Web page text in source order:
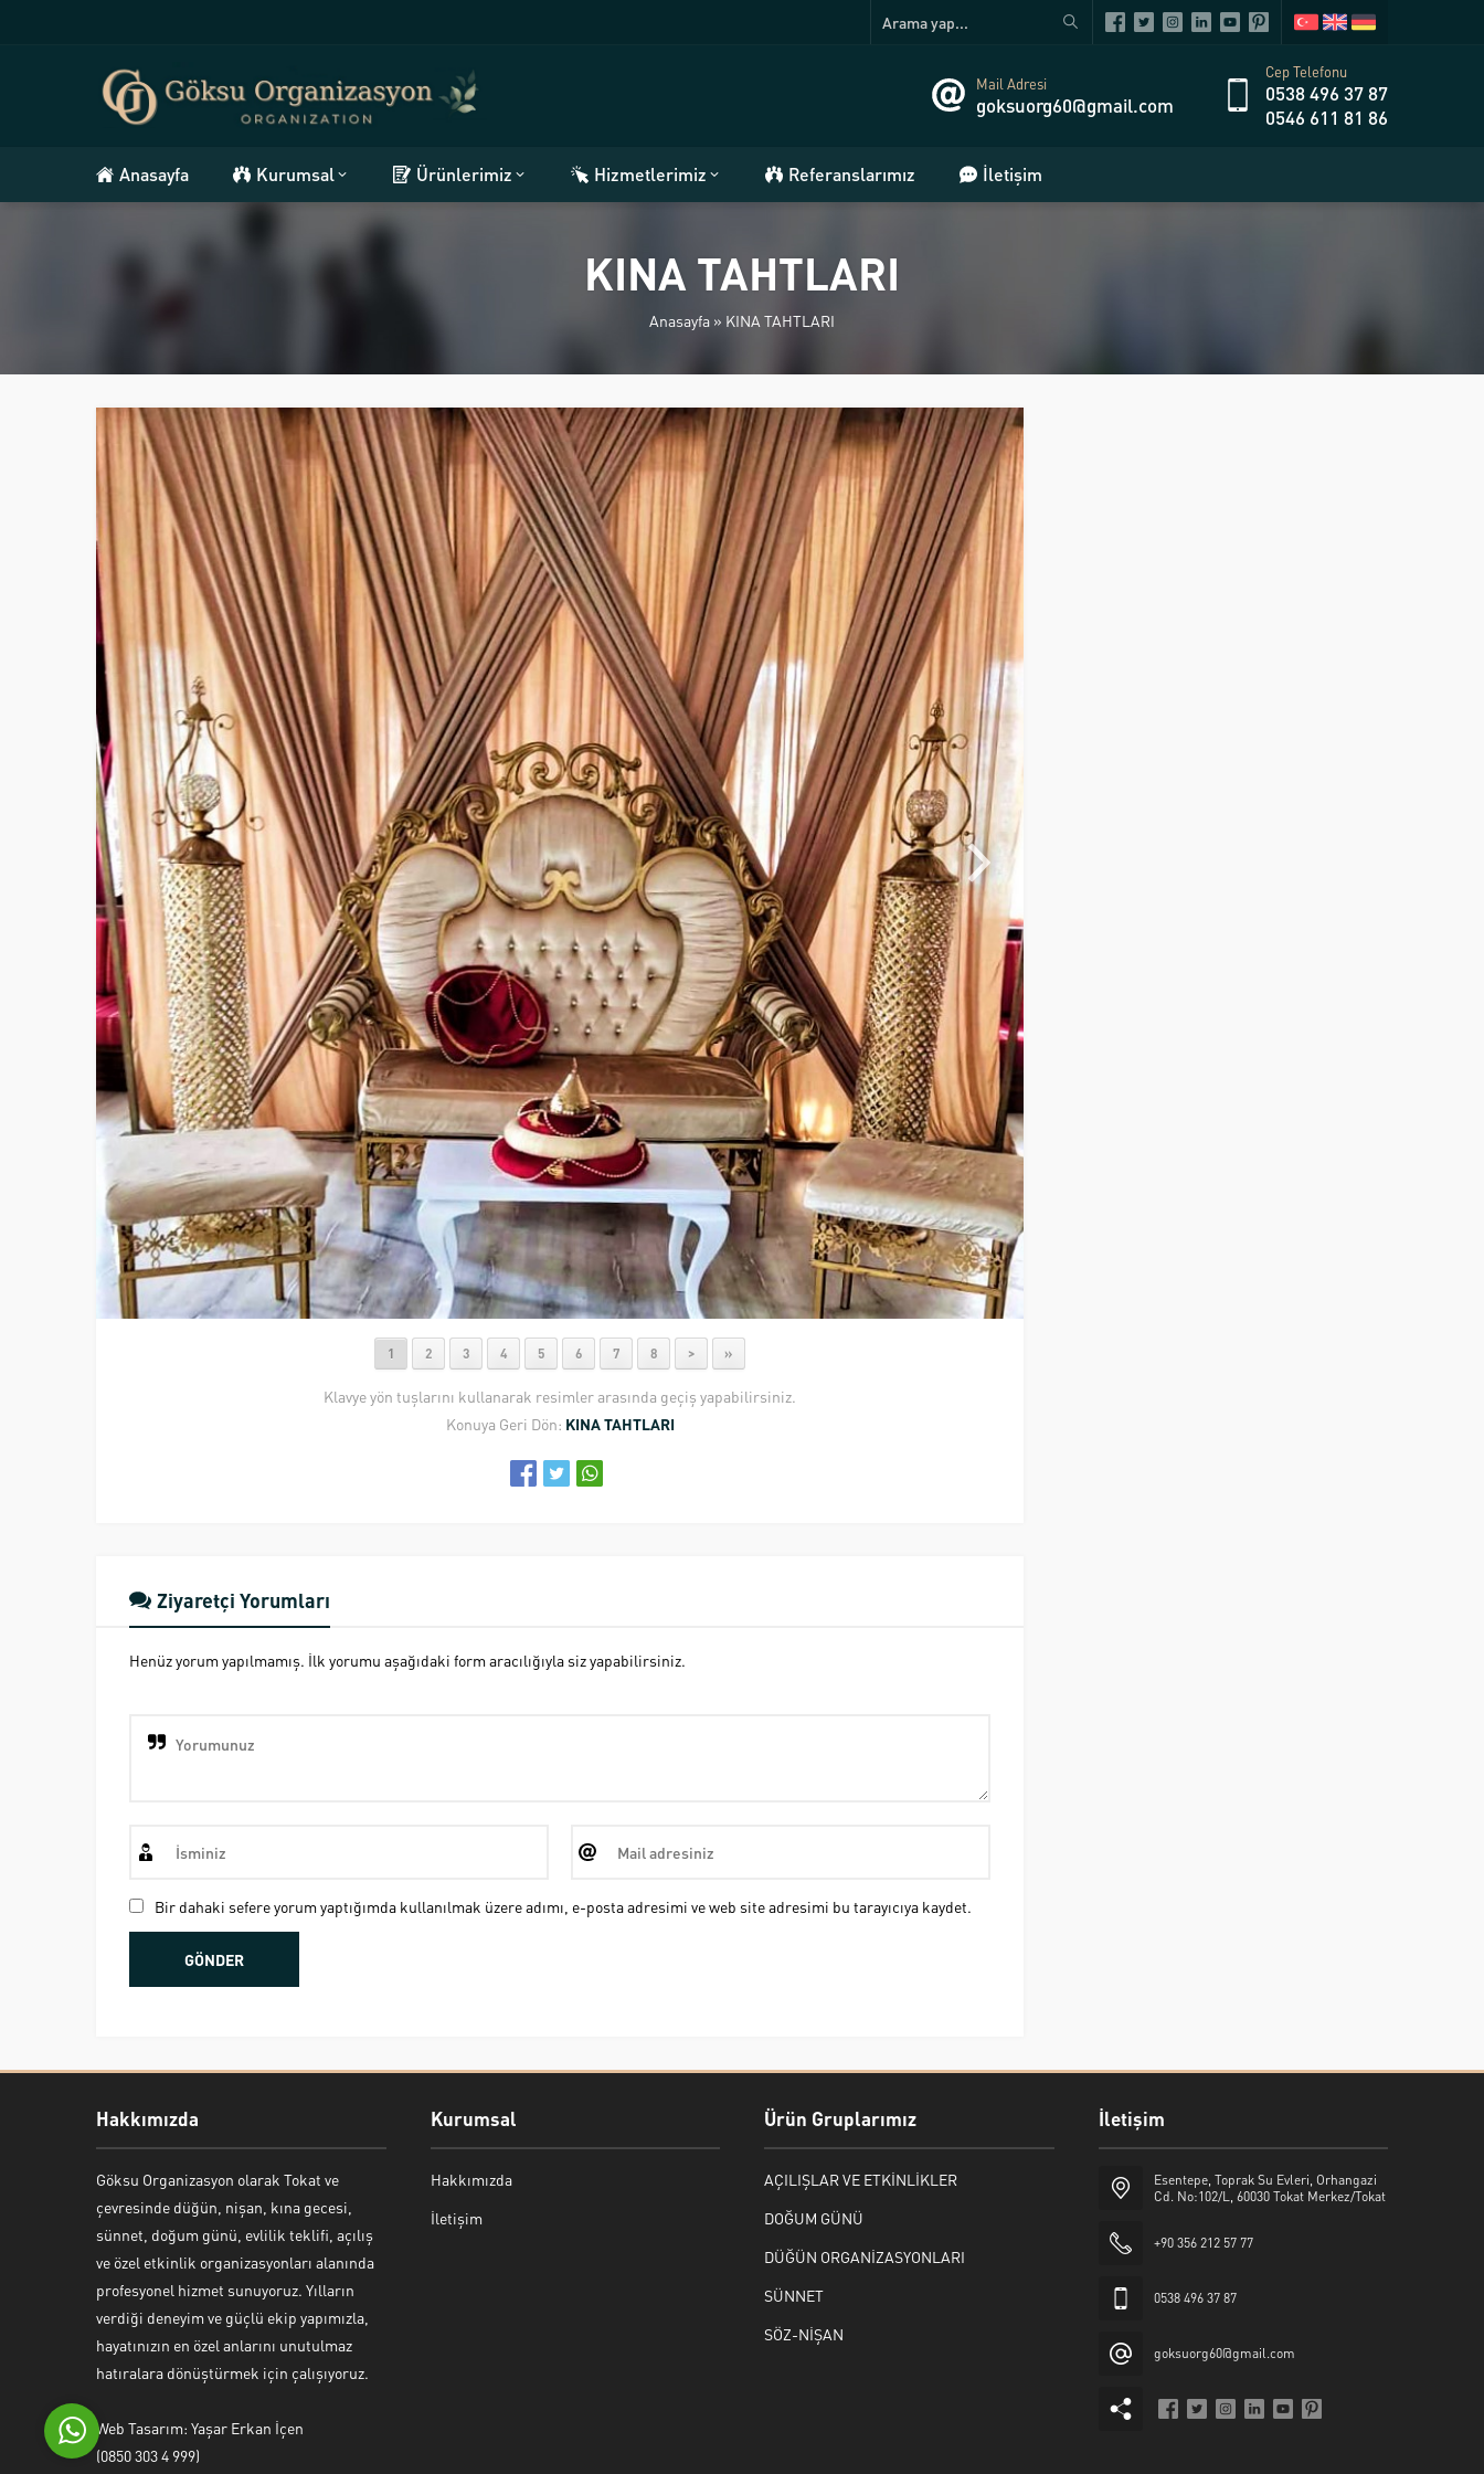
Mail Adresi
goksuorg60@gmail.com
Cep Telefonu
0538 496 37 87
0546 611 81 86
Anasayfa Kurumsal Ürünlerimiz Hizmetlerimiz Referanslarımız İletişim
KINA TAHTLARI
Anasayfa » KINA TAHTLARI
1 2 3 4 5 6 7 8 > »
Klavye yön tuşlarını kullanarak resimler arasında geçiş yapabilirsiniz.
Konuya Geri Dön: KINA TAHTLARI
Ziyaretçi Yorumları
Henüz yorum yapılmamış. İlk yorumu aşağıdaki form aracılığıyla siz yapabilirsiniz.
Bir dahaki sefere yorum yaptığımda kullanılmak üzere adımı, e-posta adresimi ve web site adresimi bu tarayıcıya kaydet.
Hakkımızda
Göksu Organizasyon olarak Tokat ve
çevresinde düğün, nişan, kına gecesi,
sünnet, doğum günü, evlilik teklifi, açılış
ve özel etkinlik organizasyonları alanında
profesyonel hizmet sunuyoruz. Yılların
verdiği deneyim ve güçlü ekip yapımızla,
hayatınızın en özel anlarını unutulmaz
hatıralara dönüştürmek için çalışıyoruz.
Web Tasarım: Yaşar Erkan İçen
(0850 303 4 999)
Kurumsal
Hakkımızda
İletişim
Ürün Gruplarımız
AÇILIŞLAR VE ETKİNLİKLER
DOĞUM GÜNÜ
DÜĞÜN ORGANİZASYONLARI
SÜNNET
SÖZ-NİŞAN
İletişim
Esentepe, Toprak Su Evleri, Orhangazi
Cd. No:102/L, 60030 Tokat Merkez/Tokat
+90 356 212 57 77
0538 496 37 87
goksuorg60@gmail.com
Bekir Kiper
Cevap Yaz